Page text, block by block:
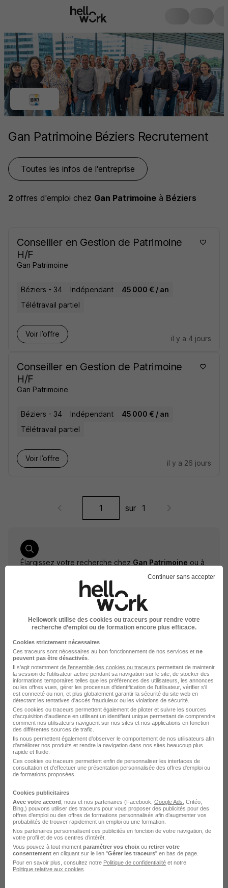
Gan Patrimoine Béziers Recrutement
Toutes les infos de l'entreprise
2 offres d'emploi chez Gan Patrimoine à Béziers
Conseiller en Gestion de Patrimoine
H/F
Gan Patrimoine
Béziers - 34 Indépendant
45 000 € / an
Télétravail partiel
Voir l’offre
il y a 4 jours
Conseiller en Gestion de Patrimoine
H/F
Gan Patrimoine
Béziers - 34 Indépendant
45 000 € / an
Télétravail partiel
Voir l’offre
il y a 26 jours
sur 1
Élargissez votre recherche chez Gan Patrimoine ou à
Entreprise Gan Patrimoine
Emploi Béziers
DÉPOSEZ VOTRE CV
Rendez votre CV accessible à l’ensemble des
recruteurs de la CVthèque Hellowork.
Rendre mon CV visible
L'emploi chez Gan Patrimoine par Ville
Gan Patrimoine Angoulême
Gan Patrimoine Aix-en-Provence
Continuer sans accepter
Hellowork utilise des cookies ou traceurs pour rendre votre
recherche d’emploi ou de formation encore plus efficace.
Cookies strictement nécessaires
Ces traceurs sont nécessaires au bon fonctionnement de nos services et ne
peuvent pas être désactivés
Il s'agit notamment de l'ensemble des cookies ou traceurs permettant de maintenir
la session de l'utilisateur active pendant sa navigation sur le site, de stocker des
informations temporaires telles que les préférences des utilisateurs, les annonces
ou les offres vues, gérer les processus d'identification de l'utilisateur, vérifier s'il
est connecté ou non, et plus globalement garantir la sécurité du site web en
détectant les tentatives d'accès frauduleux ou les violations de sécurité.
Ces cookies ou traceurs permettent également de piloter et suivre les sources
d'acquisition d'audience en utilisant un identifiant unique permettant de comprendre
comment nos utilisateurs naviguent sur nos sites et nos applications en fonction
des différentes sources de trafic.
Ils nous permettent également d’observer le comportement de nos utilisateurs afin
d'améliorer nos produits et rendre la navigation dans nos sites beaucoup plus
rapide et fluide.
Ces cookies ou traceurs permettent enfin de personnaliser les interfaces de
consultation et d'effectuer une présentation personnalisée des offres d'emploi ou
de formations proposées.
Cookies publicitaires
Avec votre accord , nous et nos partenaires (Facebook, Google Ads , Critéo,
Bing,) pouvons utiliser des traceurs pour vous proposer des publicités pour des
offres d’emploi ou des offres de formations personnalisés afin d’augmenter vos
probabilités de trouver rapidement un emploi ou une formation.
Nos partenaires personnalisent ces publicités en fonction de votre navigation, de
votre profil et de vos centres d’intérêt.
Vous pouvez à tout moment paramétrer vos choix ou retirer votre
consentement en cliquant sur le lien "Gérer les traceurs" en bas de page.
Pour en savoir plus, consultez notre Politique de confidentialité et notre
Politique relative aux cookies